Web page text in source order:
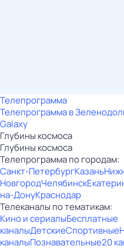
Телепрограмма
Телепрограмма в
Galaxy
Глубины космоса
Глубины космоса
Телепрограмма по городам:
Санкт-ПетербургКазань
НовгородЧелябинск
на-ДонуКраснодар
Телеканалы по тематикам:
Кино и сериалыБесплатные
каналыДетскиеСпортивные
каналыПознавательные20